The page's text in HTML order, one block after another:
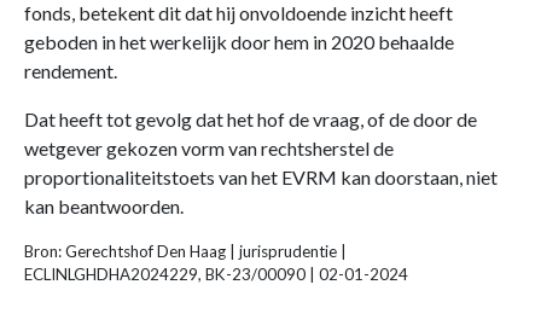
fonds, betekent dit dat hij onvoldoende inzicht heeft
geboden in het werkelijk door hem in 2020 behaalde
rendement.
Dat heeft tot gevolg dat het hof de vraag, of de door de
wetgever gekozen vorm van rechtsherstel de
proportionaliteitstoets van het EVRM kan doorstaan, niet
kan beantwoorden.
Bron: Gerechtshof Den Haag | jurisprudentie |
ECLINLGHDHA2024229, BK-23/00090 | 02-01-2024